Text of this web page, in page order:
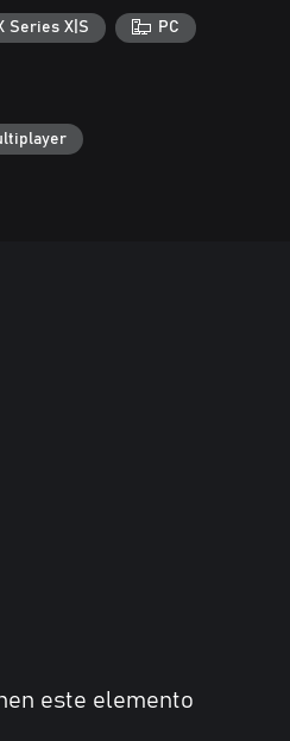
Series X|S PC
este elemento